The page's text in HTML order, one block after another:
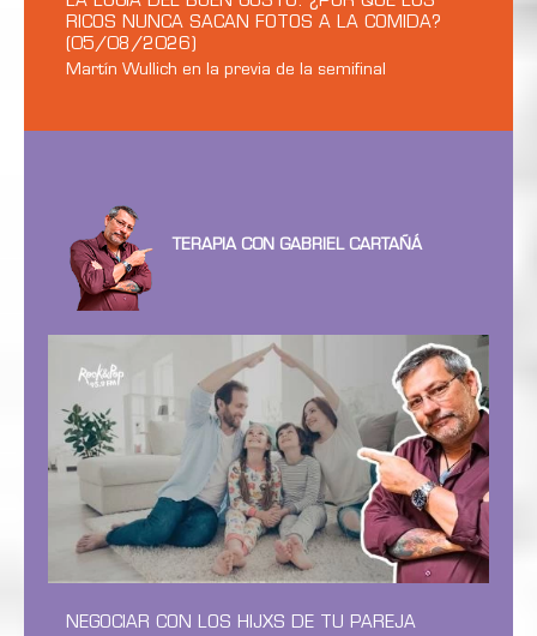
RICOS NUNCA SACAN FOTOS A LA COMIDA?
(05/08/2026)
Martín Wullich en la previa de la semifinal
TERAPIA CON GABRIEL CARTAÑÁ
NEGOCIAR CON LOS HIJXS DE TU PAREJA